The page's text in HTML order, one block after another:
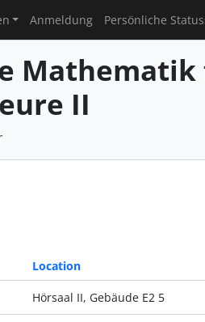
Anmeldung Persönliche
II
Location
Hörsaal II, Gebäude E2 5